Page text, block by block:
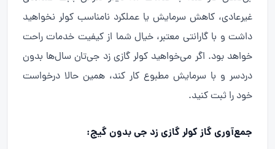
غیرعادی، کاهش سرمایش یا عملکرد نامناسب کولر نخواهید
داشت و با گارانتی معتبر، خیال شما از کیفیت خدمات راحت
خواهد بود. اگر می‌خواهید کولر گازی زد جی‌تان سال‌ها بدون
دردسر و با سرمایش مطبوع کار کند، همین حالا درخواست
خود را ثبت کنید.
جمع‌آوری گاز کولر گازی زد جی بدون گیج: